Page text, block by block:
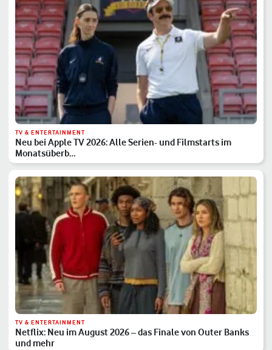
TV & ENTERTAINMENT
Neu bei Apple TV 2026: Alle Serien- und Filmstarts im
Monatsüberb…
TV & ENTERTAINMENT
Netflix: Neu im August 2026 – das Finale von Outer Banks
und mehr